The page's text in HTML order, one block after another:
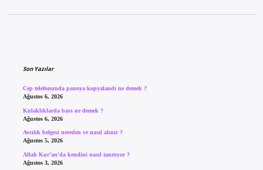
Son Yazılar
Cep telefonunda panoya kopyalandı ne demek ?
Ağustos 6, 2026
Kulaklıklarda bass ne demek ?
Ağustos 6, 2026
Avcılık belgesi nereden ve nasıl alınır ?
Ağustos 5, 2026
Allah Kur’an’da kendini nasıl tanıtıyor ?
Ağustos 3, 2026